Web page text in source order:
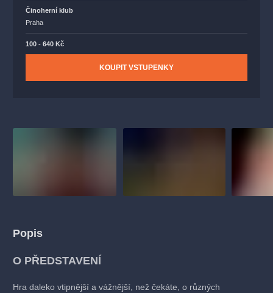
Činoherní klub
Praha
100 - 640 Kč
KOUPIT VSTUPENKY
Popis
O PŘEDSTAVENÍ
Hra daleko vtipnější a vážnější, než čekáte, o různých